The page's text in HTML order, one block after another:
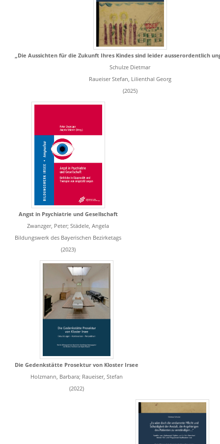
„Die Aussichten für die Zukunft Ihres Kindes sind leider ausserordentlich
Schulze Dietmar
Raueiser Stefan, Lilienthal Georg
(2025)
Angst in Psychiatrie und Gesellschaft
Zwanzger, Peter; Städele, Angela
Bildungswerk des Bayerischen Bezirketags
(2023)
Die Gedenkstätte Prosektur von Kloster Irsee
Holzmann, Barbara; Raueiser, Stefan
(2022)